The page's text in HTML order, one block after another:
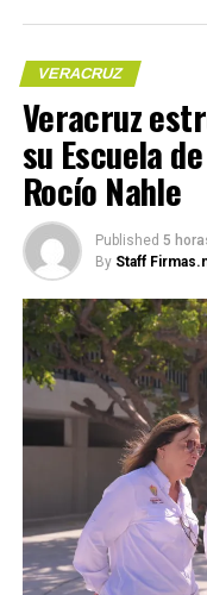
Me gusta esto:
VERACRUZ
Veracruz
su Escuela
Rocío Nahle
Published 5
By Staff